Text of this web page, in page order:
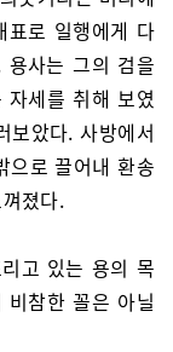
표로 일행에게 다
용사는 그의 검을
세를 취해 보였
보았다. 사방에서
으로 끌어내 환송
졌다.
고 있는 용의 목
참한 꼴은 아닐